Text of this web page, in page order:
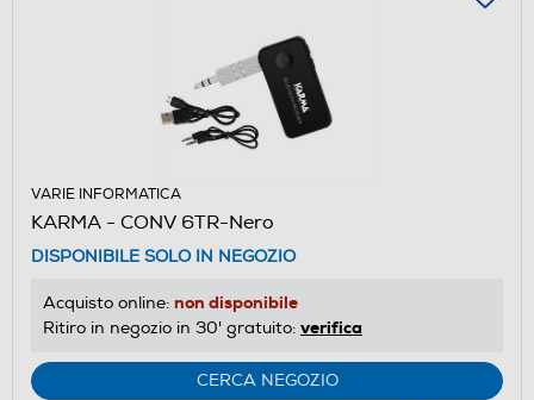
VARIE INFORMATICA
KARMA - CONV 6TR-Nero
DISPONIBILE SOLO IN NEGOZIO
Acquisto online: non disponibile
Ritiro in negozio in 30' gratuito: verifica
CERCA NEGOZIO